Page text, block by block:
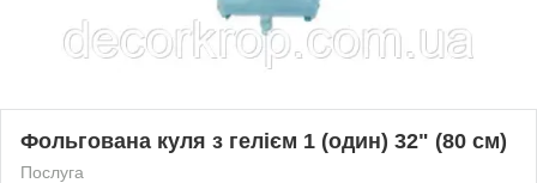
Фольгована куля з гелієм 1 (один) 32" (80 см)
Послуга